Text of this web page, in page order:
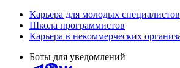
Карьера для молодых специалистов
Школа программистов
Карьера в некоммерческих
Боты для уведомлений